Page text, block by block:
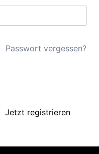
Passwort vergessen?
Jetzt registrieren